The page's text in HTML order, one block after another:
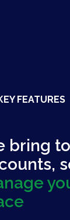
FEATURES
bring